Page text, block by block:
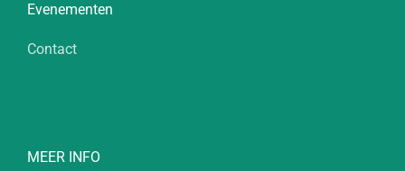
Evenementen
Contact
MEER INFO